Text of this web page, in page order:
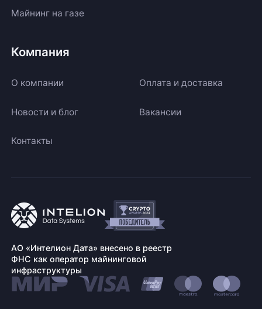
Майнинг на газе
Компания
О компании Оплата и доставка
Новости и блог Вакансии
Контакты
АО «Интелион Дата» внесено в реестр
ФНС как оператор майнинговой
инфраструктуры